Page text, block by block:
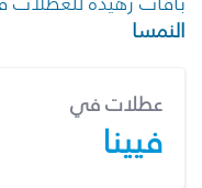
النمسا
عطلات في
فيينا